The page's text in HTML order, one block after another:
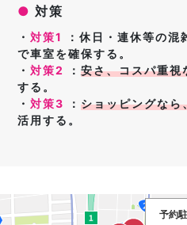
● 対策
・対策1 ：休日・連休等の混
で車室を確保する 。
・対策2 ：安さ、コスパ重視
する 。
・対策3 ：ショッピングなら
活用する。
予約